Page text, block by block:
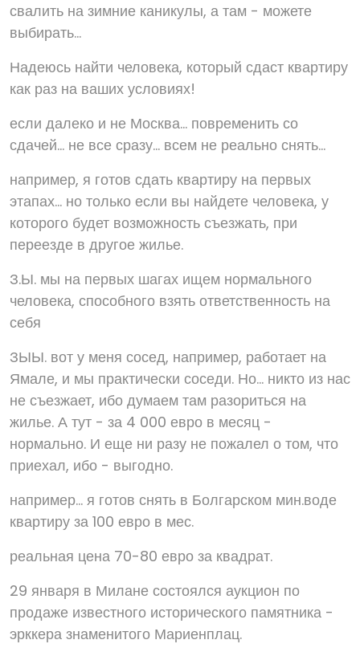
свалить на зимние каникулы, а там - можете
выбирать...
Надеюсь найти человека, который сдаст квартиру
как раз на ваших условиях!
если далеко и не Москва... повременить со
сдачей... не все сразу... всем не реально снять...
например, я готов сдать квартиру на первых
этапах... но только если вы найдете человека, у
которого будет возможность съезжать, при
переезде в другое жилье.
З.Ы. мы на первых шагах ищем нормального
человека, способного взять ответственность на
себя
ЗЫЫ. вот у меня сосед, например, работает на
Ямале, и мы практически соседи. Но... никто из нас
не съезжает, ибо думаем там разориться на
жилье. А тут - за 4 000 евро в месяц -
нормально. И еще ни разу не пожалел о том, что
приехал, ибо - выгодно.
например... я готов снять в Болгарском мин.воде
квартиру за 100 евро в мес.
реальная цена 70-80 евро за квадрат.
29 января в Милане состоялся аукцион по
продаже известного исторического памятника -
эрккера знаменитого Мариенплац.